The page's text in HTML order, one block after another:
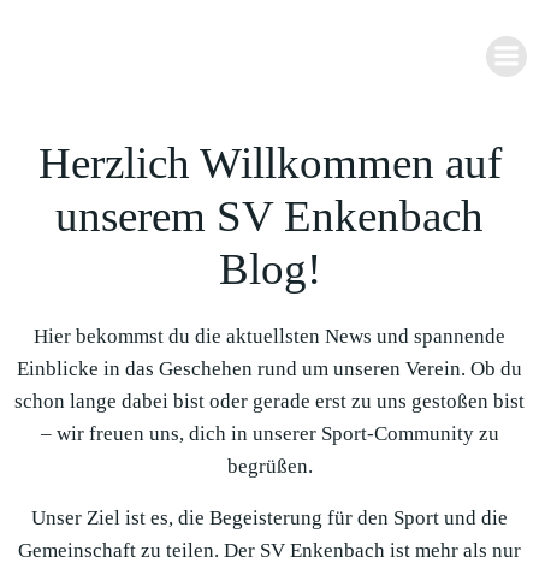
Herzlich Willkommen auf
unserem SV Enkenbach
Blog!
Hier bekommst du die aktuellsten News und spannende
Einblicke in das Geschehen rund um unseren Verein. Ob du
schon lange dabei bist oder gerade erst zu uns gestoßen bist
– wir freuen uns, dich in unserer Sport-Community zu
begrüßen.
Unser Ziel ist es, die Begeisterung für den Sport und die
Gemeinschaft zu teilen. Der SV Enkenbach ist mehr als nur